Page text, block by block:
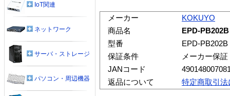
メーカー
KOKUYO
商品名
EPD-
型番
EPD-PB202B
保証条件
メーカー保証
JANコード
返品について
特定商取引
IoT関連
ネットワーク
サーバ・ストレージ
パソコン・周辺機器